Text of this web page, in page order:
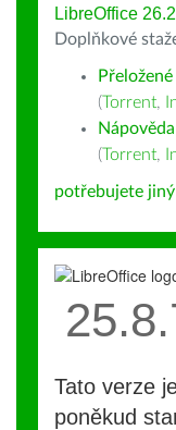
LibreOffice
Doplňkové
(Torrent,
(Torrent,
potřebujete jiný
Tato verze
poněkud